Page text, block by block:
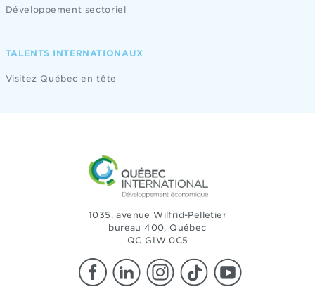
Développement sectoriel
TALENTS INTERNATIONAUX
Visitez Québec en tête
1035, avenue Wilfrid-Pelletier
bureau 400, Québec
QC G1W 0C5